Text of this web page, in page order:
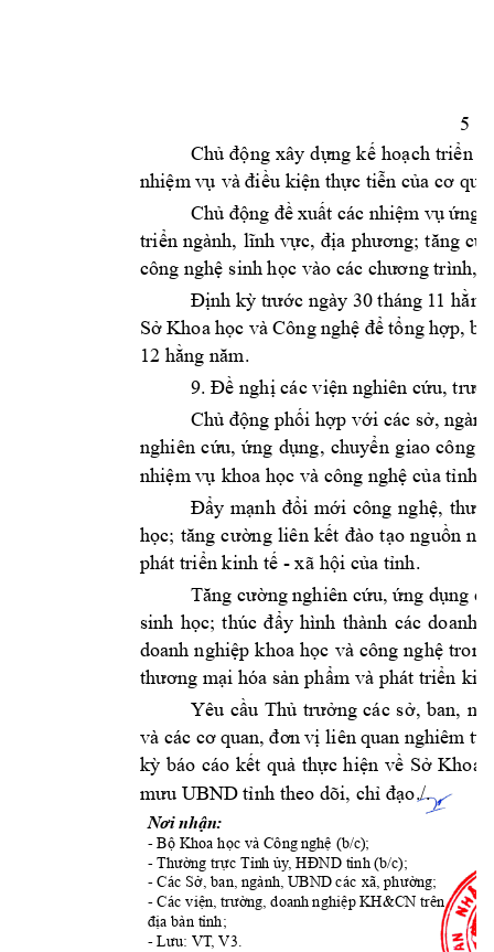
5
Chủ động xây dựng kế hoạch triển
nhiệm vụ và điều kiện thực tiễn của cơ
Chủ động đề xuất các nhiệm vụ ứng
triển ngành, lĩnh vực, địa phương; tăng
công nghệ sinh học vào các chương trình,
Định kỳ trước ngày 30 tháng 11 hằng
Sở Khoa học và Công nghệ để tổng hợp,
12 hằng năm.
9. Đề nghị các viện nghiên cứu,
Chủ động phối hợp với các sở,
nghiên cứu, ứng dụng, chuyển giao công
nhiệm vụ khoa học và công nghệ của tỉnh
Đẩy mạnh đổi mới công nghệ,
học; tăng cường liên kết đào tạo nguồn nh
phát triển kinh tế - xã hội của tỉnh.
Tăng cường nghiên cứu, ứng dụng
sinh học; thúc đẩy hình thành các doanh
doanh nghiệp khoa học và công nghệ tron
thương mại hóa sản phẩm và phát triển
Yêu cầu Thủ trưởng các sở, ban,
và các cơ quan, đơn vị liên quan nghiêm
kỳ báo cáo kết quả thực hiện về Sở Khoa
mưu UBND tỉnh theo dõi, chỉ đạo./.
Nơi nhận:
- Bộ Khoa học và Công nghệ (b/c);
- Thường trực Tỉnh ủy, HĐND tỉnh (b/c);
- Các Sở, ban, ngành, UBND các xã, phường;
- Các viện, trường, doanh nghiệp KH&CN trên
địa bàn tỉnh;
- Lưu: VT, V3